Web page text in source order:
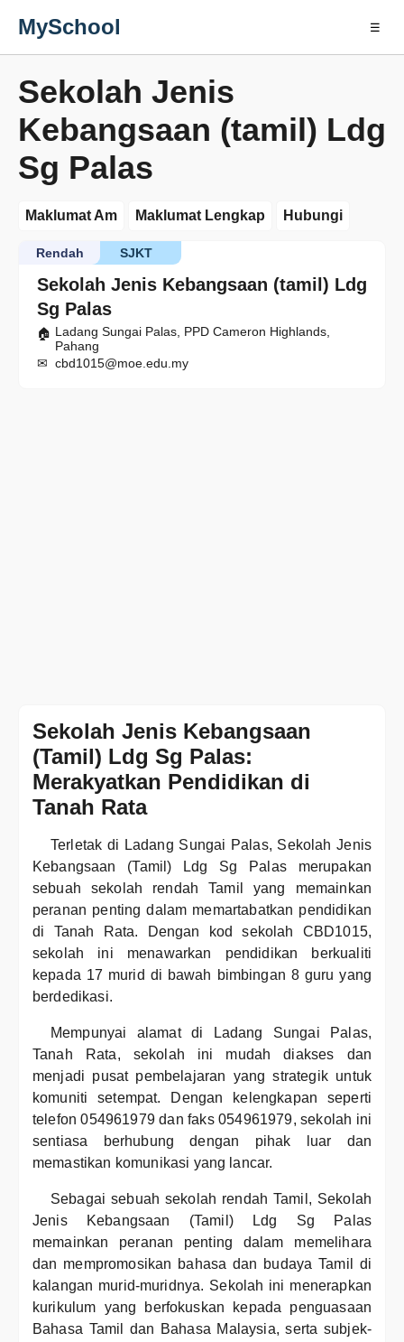
MySchool ☰
Sekolah Jenis
Kebangsaan (tamil) Ldg
Sg Palas
Maklumat Am Maklumat Lengkap Hubungi
Sekolah Jenis Kebangsaan (tamil) Ldg
Sg Palas
SJKT
Rendah
Ladang Sungai Palas, PPD Cameron Highlands,
Pahang
cbd1015@moe.edu.my
Sekolah Jenis Kebangsaan
(Tamil) Ldg Sg Palas:
Merakyatkan Pendidikan di
Tanah Rata
Terletak di Ladang Sungai Palas, Sekolah Jenis
Kebangsaan (Tamil) Ldg Sg Palas merupakan
sebuah sekolah rendah Tamil yang memainkan
peranan penting dalam memartabatkan pendidikan
di Tanah Rata. Dengan kod sekolah CBD1015,
sekolah ini menawarkan pendidikan berkualiti
kepada 17 murid di bawah bimbingan 8 guru yang
berdedikasi.
Mempunyai alamat di Ladang Sungai Palas,
Tanah Rata, sekolah ini mudah diakses dan
menjadi pusat pembelajaran yang strategik untuk
komuniti setempat. Dengan kelengkapan seperti
telefon 054961979 dan faks 054961979, sekolah ini
sentiasa berhubung dengan pihak luar dan
memastikan komunikasi yang lancar.
Sebagai sebuah sekolah rendah Tamil, Sekolah
Jenis Kebangsaan (Tamil) Ldg Sg Palas
memainkan peranan penting dalam memelihara
dan mempromosikan bahasa dan budaya Tamil di
kalangan murid-muridnya. Sekolah ini menerapkan
kurikulum yang berfokuskan kepada penguasaan
Bahasa Tamil dan Bahasa Malaysia, serta subjek-